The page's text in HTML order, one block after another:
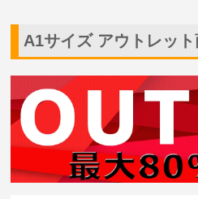
A1サイズ アウトレッ